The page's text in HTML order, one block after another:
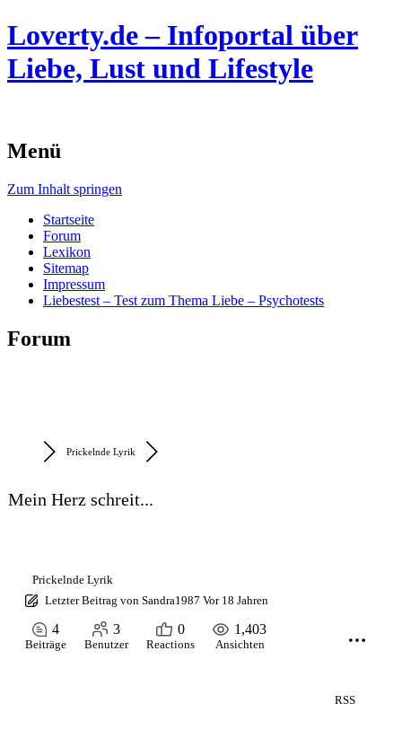
Loverty.de – Infoportal über
Liebe, Lust und Lifestyle
Menü
Zum Inhalt springen
Startseite
Forum
Lexikon
Sitemap
Impressum
Liebestest – Test zum Thema Liebe – Psychotests
Forum
Prickelnde Lyrik
Mein Herz schreit...
Prickelnde Lyrik
Letzter Beitrag von Sandra1987 Vor 18 Jahren
4
Beiträge
3
Benutzer
0
Reactions
1,403
Ansichten
RSS